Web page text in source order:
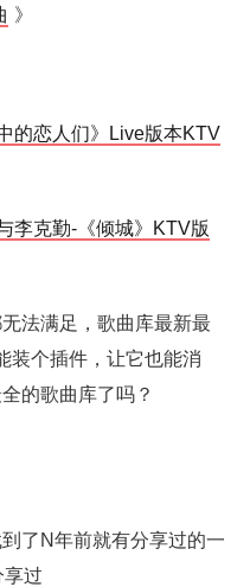
》
的恋人们》Live版本KTV
李克勤-《倾城》KTV版
法满足，歌曲库最新最
装个插件，让它也能消
的歌曲库了吗？
了N年前就有分享过的一
过